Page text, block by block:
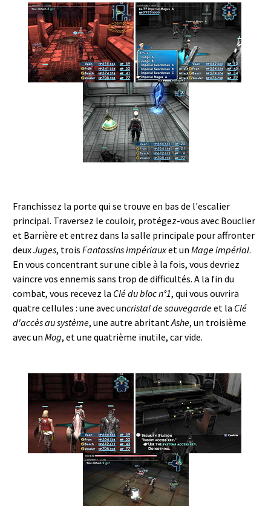
Franchissez la porte qui se trouve en bas de l'escalier
principal. Traversez le couloir, protégez-vous avec Bouclier
et Barrière et entrez dans la salle principale pour affronter
deuxJuges, trois Fantassins impériauxet un Mage impérial.
En vous concentrant sur une cible à la fois, vous devriez
vaincre vos ennemis sans trop de difficultés. A la fin du
combat, vous recevez la Clé du bloc n°1, qui vous ouvrira
quatre cellules : une avec uncristal de sauvegardeet la Clé
d'accès au système, une autre abritantAshe, un troisième
avec un Mog, et une quatrième inutile, car vide.